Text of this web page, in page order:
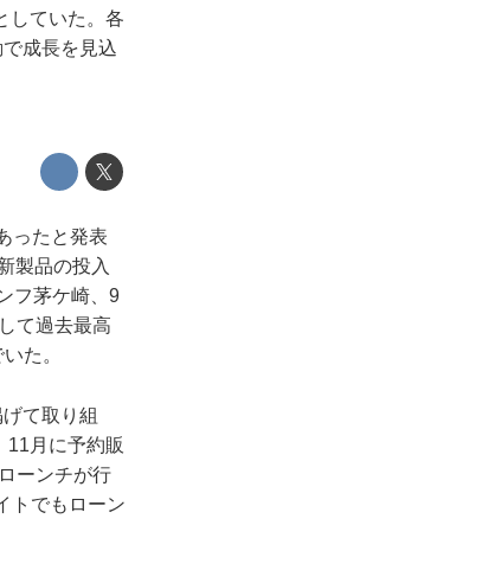
していた。各
成長を見込
ったと発表
製品の投入
フ茅ケ崎、9
て過去最高
た。
て取り組
11月に予約販
ーンチが行
トでもローン